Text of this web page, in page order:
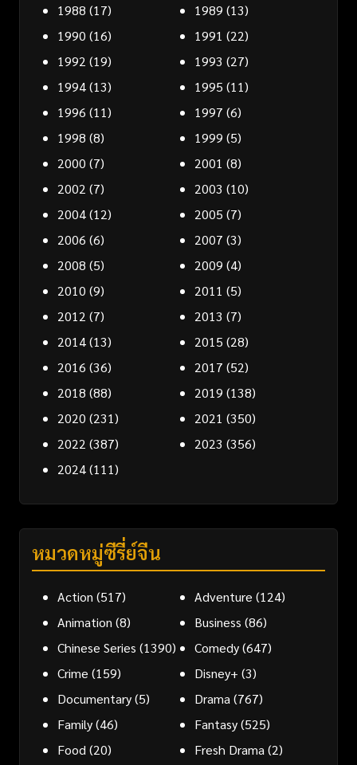
1988 (17) 1989 (13)
1990 (16) 1991 (22)
1992 (19) 1993 (27)
1994(13) 1995 (11)
1996 (11) 1997 (6)
1998 (8) 1999 (5)
2000 (7) 2001 (8)
2002 (7) 2003 (10)
2004(12) 2005 (7)
2006 (6) 2007 (3)
2008 (5) 2009 (4)
2010 (9) 2011 (5)
2012 (7) 2013 (7)
2014(13) 2015 (28)
2016 (36) 2017 (52)
2018 (88) 2019 (138)
2020 (231) 2021 (350)
2022 (387) 2023 (356)
2024(111)
หมวดหมู่ซีรี่ย์จีน
Action (517) Adventure (124)
Animation (8) Business (86)
Chinese Series (1390) Comedy(647)
Crime (159) Disney+ (3)
Documentary(5) Drama (767)
Family(46) Fantasy(525)
Food (20) Fresh Drama (2)